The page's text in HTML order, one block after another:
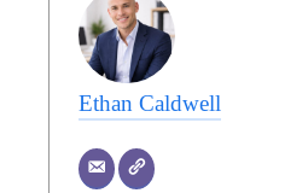
Ethan Caldwell